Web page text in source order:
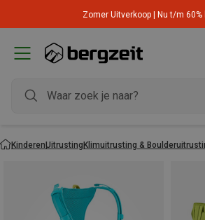
Zomer Uitverkoop | Nu t/m 60%
KinderenUitrustingKlimuitrusting &